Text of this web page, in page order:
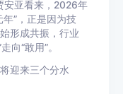
安亚看来，2026年
”，正是因为技
形成共振，行业
向“敢用”。
迎来三个分水